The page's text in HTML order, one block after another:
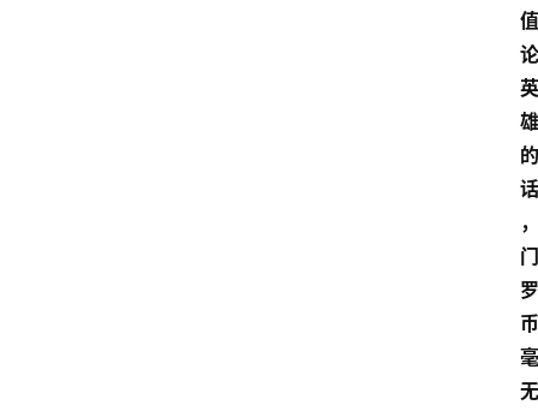
值
论
英
雄
的
话
，
门
罗
币
毫
无